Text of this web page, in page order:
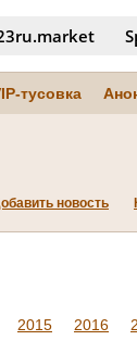
тусовка
новость
2015 2016